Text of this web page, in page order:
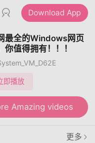
Download App
最全的Windows网页
你值得拥有！！！
即播放
Amazing videos
更多